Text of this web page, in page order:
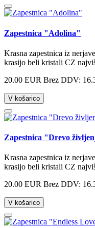
Zapestnica "Adolina"
Krasna zapestnica iz
krasijo beli kristali CZ
20.00 EUR Brez DDV:
V košarico
Zapestnica "Drevo
Krasna zapestnica iz
krasijo beli kristali CZ
20.00 EUR Brez DDV:
V košarico